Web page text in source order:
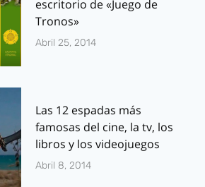
escritorio de «Juego de
Tronos»
Abril 25, 2014
Las 12 espadas más
famosas del cine, la tv, los
libros y los videojuegos
Abril 8, 2014